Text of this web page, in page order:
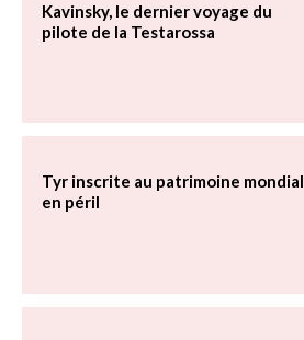
Kavinsky, le dernier voyage du
pilote de la Testarossa
Tyr inscrite au patrimoine mondial
en péril